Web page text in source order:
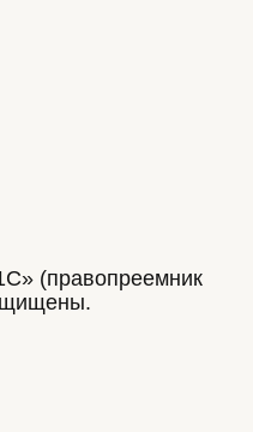
(правопреемник